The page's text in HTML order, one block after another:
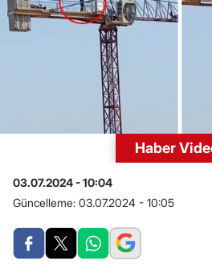
Haber
03.07.2024 - 10:04
Güncelleme: 03.07.2024 - 10:05